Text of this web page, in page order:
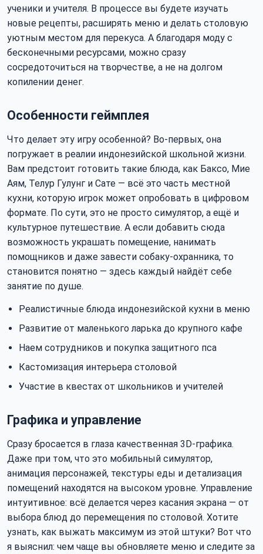
ученики и учителя. В процессе вы будете изучать
новые рецепты, расширять меню и делать столовую
уютным местом для перекуса. А благодаря моду с
бесконечными ресурсами, можно сразу
сосредоточиться на творчестве, а не на долгом
копилении денег.
Особенности геймплея
Что делает эту игру особенной? Во-первых, она
погружает в реалии индонезийской школьной жизни.
Вам предстоит готовить такие блюда, как Баксо, Мие
Аям, Телур Гулунг и Сате — всё это часть местной
кухни, которую игрок может опробовать в цифровом
формате. По сути, это не просто симулятор, а ещё и
культурное путешествие. А если добавить сюда
возможность украшать помещение, нанимать
помощников и даже завести собаку-охранника, то
становится понятно — здесь каждый найдёт себе
занятие по душе.
Реалистичные блюда индонезийской кухни в меню
Развитие от маленького ларька до крупного кафе
Наем сотрудников и покупка защитного пса
Кастомизация интерьера столовой
Участие в квестах от школьников и учителей
Графика и управление
Сразу бросается в глаза качественная 3D-графика.
Даже при том, что это мобильный симулятор,
анимация персонажей, текстуры еды и детализация
помещений находятся на высоком уровне. Управление
интуитивное: всё делается через касания экрана — от
выбора блюд до перемещения по столовой. Хотите
узнать, как выжать максимум из этой штуки? Вот что
я выяснил: чем чаще вы обновляете меню и следите за